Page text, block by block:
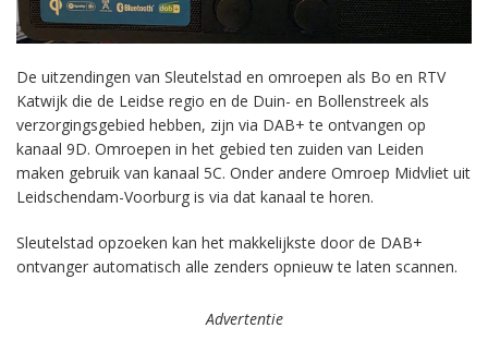
De uitzendingen van Sleutelstad en omroepen als Bo en RTV
Katwijk die de Leidse regio en de Duin- en Bollenstreek als
verzorgingsgebied hebben, zijn via DAB+ te ontvangen op
kanaal 9D. Omroepen in het gebied ten zuiden van Leiden
maken gebruik van kanaal 5C. Onder andere Omroep Midvliet uit
Leidschendam-Voorburg is via dat kanaal te horen.
Sleutelstad opzoeken kan het makkelijkste door de DAB+
ontvanger automatisch alle zenders opnieuw te laten scannen.
Advertentie